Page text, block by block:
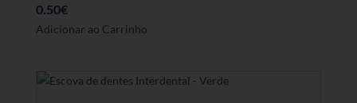
0.50€
Adicionar ao Carrinho